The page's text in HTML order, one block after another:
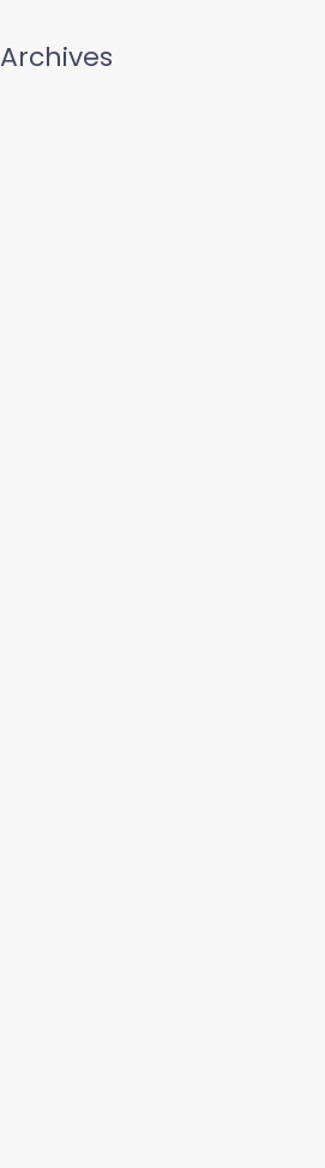
Archives